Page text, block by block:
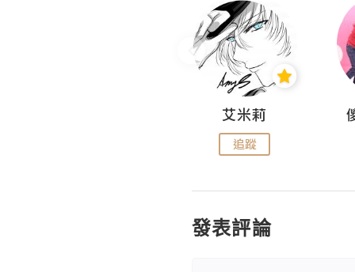
艾米莉
追蹤
發表評論